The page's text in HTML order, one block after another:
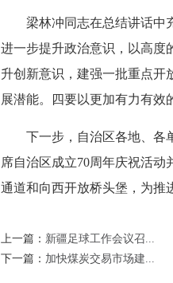
梁林冲同志在总结讲话中
进一步提升政治意识，以高度
升创新意识，建强一批重点开
展潜能。四要以更加有力有效
下一步，自治区各地、各
席自治区成立70周年庆祝活
通道和向西开放桥头堡，为推
上一篇： 新疆足球工作会议召...
下一篇： 加快煤炭交易市场建...